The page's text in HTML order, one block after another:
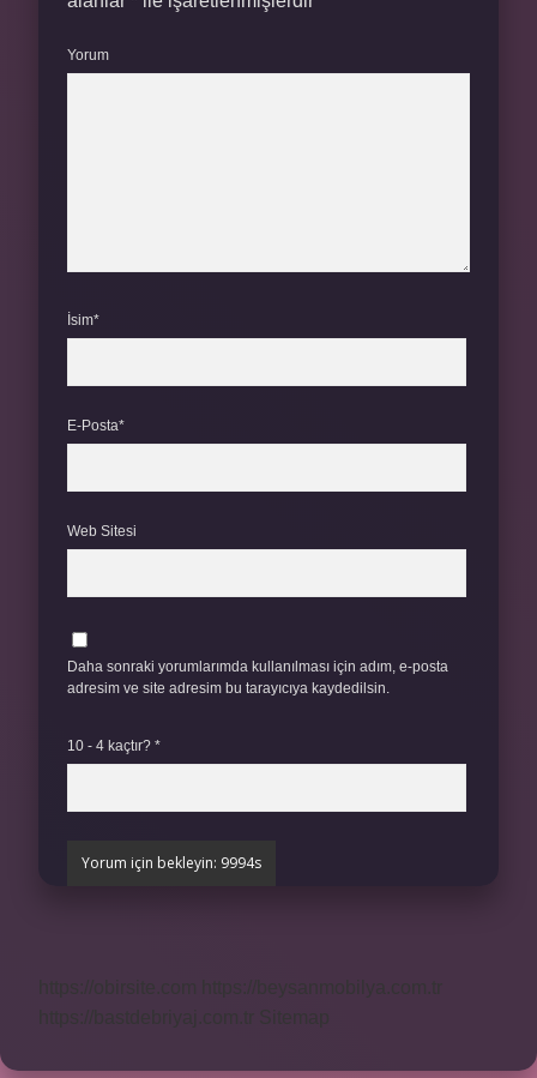
Yorum
İsim*
E-Posta*
Web Sitesi
Daha sonraki yorumlarımda kullanılması için adım, e-posta
adresim ve site adresim bu tarayıcıya kaydedilsin.
10 - 4 kaçtır? *